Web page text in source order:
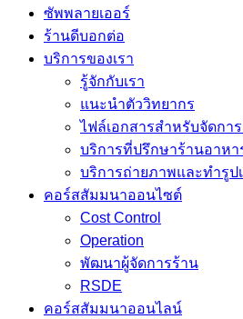
ซัพพลายเออร์
ร้านดีบอกต่อ
บริการของเรา
รู้จักกับเรา
แนะนำตัววิทยากร
ไฟล์เอกสารสำหรับจัดกา
บริการที่ปรึกษาร้านอาหา
บริการถ่ายภาพและทำรูป
คอร์สสัมมนาออนไซต์
Cost Control
Operation
พัฒนาผู้จัดการร้าน
RSDE
คอร์สสัมมนาออนไลน์